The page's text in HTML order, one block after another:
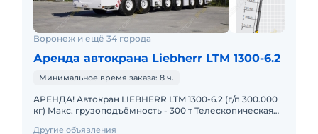
Воронеж и ещё 34 города
Аренда автокрана Liebherr LTM 1300-6.2
Минимальное время заказа: 8 ч.
АРЕНДА! Автокран LIEBHERR LTM 1300-6.2 (г/п 300.000
кг) Макс. грузоподъёмность - 300 т Телескопическая
Другие объявления